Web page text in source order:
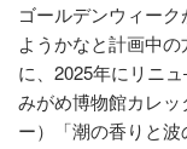
ゴールデンウィー
ようかなと計画中
に、2025年にリニ
みがめ博物館カレ
ー）「潮の香りと